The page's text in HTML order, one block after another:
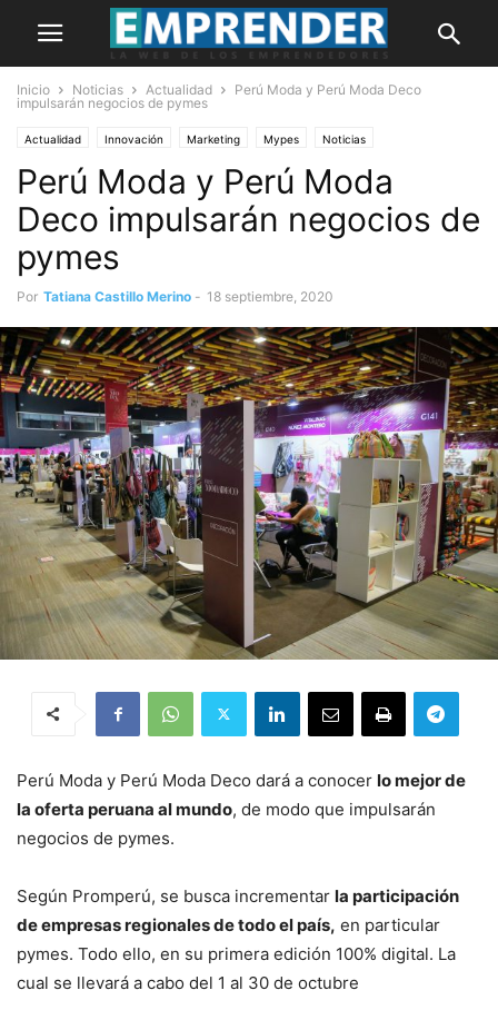
Inicio Noticias Actualidad
Perú Moda y Perú Moda Deco
impulsarán negocios de pymes
Actualidad Innovación Marketing Mypes Noticias
Perú Moda y Perú Moda
Deco impulsarán negocios de
pymes
Por Tatiana Castillo Merino - 18 septiembre, 2020
Perú Moda y Perú Moda Deco dará a conocer lo mejor de
la oferta peruana al mundo, de modo que impulsarán
negocios de pymes.
Según Promperú, se busca incrementar la participación
de empresas regionales de todo el país, en particular
pymes. Todo ello, en su primera edición 100% digital. La
cual se llevará a cabo del 1 al 30 de octubre